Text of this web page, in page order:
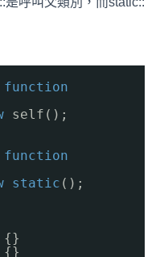
function
self();
function
static ();
{}
{}